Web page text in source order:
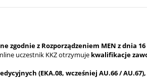
z Rozporządzeniem MEN z dnia 16
uczestnik KKZ otrzymuje kwalifikacje
(EKA.08, wcześniej AU.66 / AU.67),